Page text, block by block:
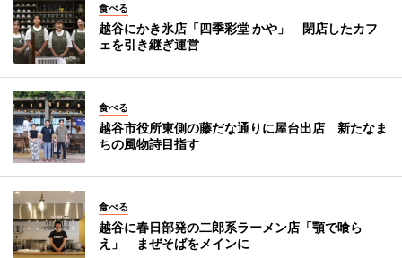
食べる
越谷にかき氷店「四季彩堂 かや」 閉店したカフ
ェを引き継ぎ運営
食べる
越谷市役所東側の藤だな通りに屋台出店 新たなま
ちの風物詩目指す
食べる
越谷に春日部発の二郎系ラーメン店「顎で喰ら
え」 まぜそばをメインに